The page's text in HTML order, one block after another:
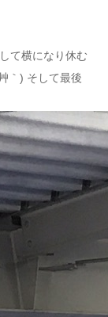
て横になり休む
｀) そして最後